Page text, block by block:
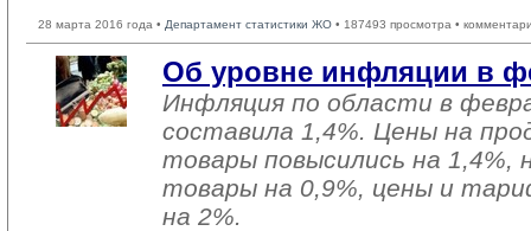
28 марта 2016 года • Департамент статистики ЖО • 187493 просмотра •
Об уровне инфляции в
Инфляция по области в
составила 1,4%. Цены на
товары повысились на 1,4%,
товары на 0,9%, цены и
на 2%.